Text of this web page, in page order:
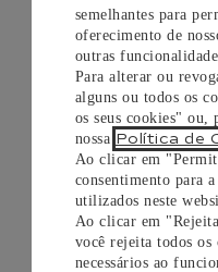
semelhantes para
oferecimento de
outras
Para alterar ou
alguns ou todos os
os seus cookies" ou,
nossa Política de
Ao clicar em
consentimento para
utilizados neste
Ao clicar em
você rejeita todos os
necessários ao